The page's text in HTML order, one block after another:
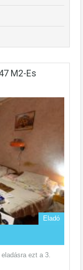
M2-Es
Eladó
ezt a 3.